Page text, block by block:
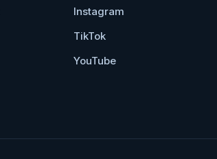
Instagram
TikTok
YouTube